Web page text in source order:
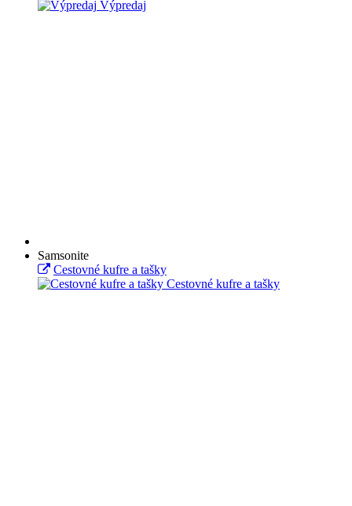
Výpredaj
Samsonite
Cestovné kufre a tašky
Cestovné kufre a tašky